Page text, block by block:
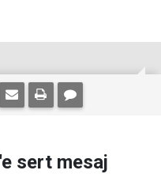
sert mesaj